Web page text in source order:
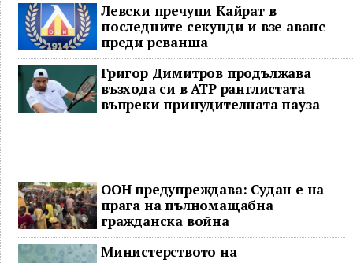
Левски пречупи Кайрат в
последните секунди и взе аванс
преди реванша
Григор Димитров продължава
възхода си в ATP ранглистата
въпреки принудителната пауза
ООН предупреждава: Судан е на
прага на пълномащабна
гражданска война
Министерството на